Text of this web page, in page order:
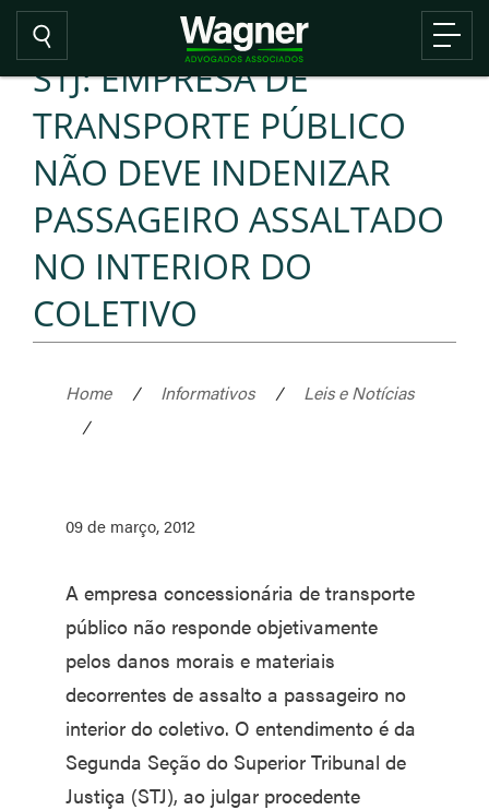
STJ: EMPRESA DE
TRANSPORTE PÚBLICO
NÃO DEVE INDENIZAR
PASSAGEIRO ASSALTADO
NO INTERIOR DO
COLETIVO
Home / Informativos /
Leis e Notícias
/
09 de março, 2012
A empresa concessionária de transporte
público não responde objetivamente
pelos danos morais e materiais
decorrentes de assalto a passageiro no
interior do coletivo. O entendimento é da
Segunda Seção do Superior Tribunal de
Justiça (STJ), ao julgar procedente